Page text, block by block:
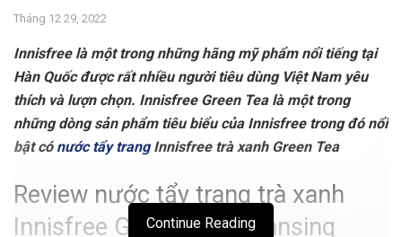
Tháng 12 29, 2022
Innisfree là một trong những hãng mỹ phẩm nổi tiếng tại
Hàn Quốc được rất nhiều người tiêu dùng Việt Nam yêu
thích và lượn chọn. Innisfree Green Tea là một trong
những dòng sản phẩm tiêu biểu của Innisfree trong đó nổi
bật có nước tẩy trangInnisfree trà xanh Green Tea
Review nước tẩy trang trà xanh
Innisfree Green Tea Cleansing
Continue Reading